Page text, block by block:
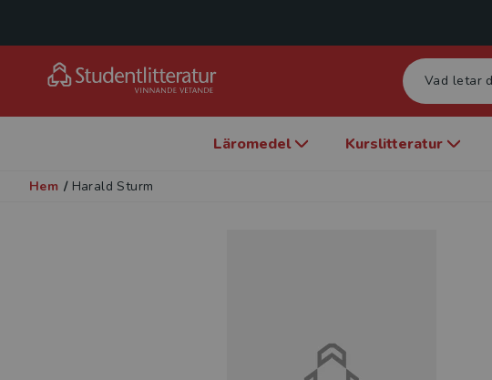
Läromedel Kurslitteratur
Hem / Harald Sturm